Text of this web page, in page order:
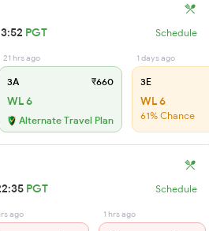
PGT Schedule
21 hrs ago
3A ₹660
WL 6
Alternate Travel Plan
1 days ago
3E
WL 6
61% Chance
PGT Schedule
ago 1 hrs ago